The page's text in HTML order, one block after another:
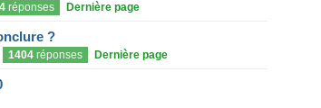
réponses Dernière page
?
1404réponses Dernière page